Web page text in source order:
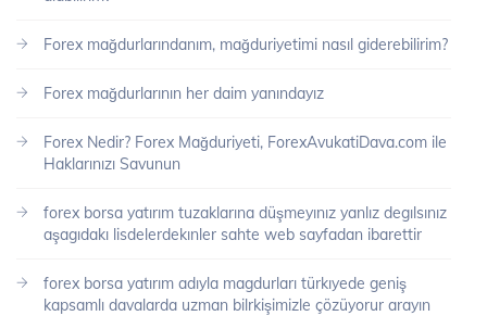
Forex mağdurlarındanım, mağduriyetimi nasıl giderebilirim?
Forex mağdurlarının her daim yanındayız
Forex Nedir? Forex Mağduriyeti, ForexAvukatiDava.com ile
Haklarınızı Savunun
forex borsa yatırım tuzaklarına düşmeyınız yanlız degılsınız
aşagıdakı lisdelerdekınler sahte web sayfadan ibarettir
forex borsa yatırım adıyla magdurları türkıyede geniş
kapsamlı davalarda uzman bilrkişimizle çözüyorur arayın